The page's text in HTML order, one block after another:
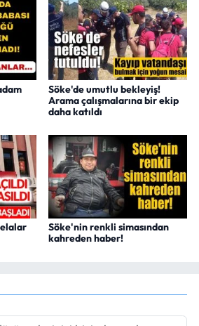
Söke'de umutlu bekleyiş!
Arama çalışmalarına bir ekip
daha katıldı
Söke'nin renkli simasından
kahreden haber!